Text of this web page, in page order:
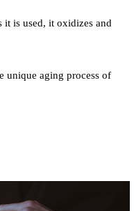
it is used, it oxidizes and
unique aging process of